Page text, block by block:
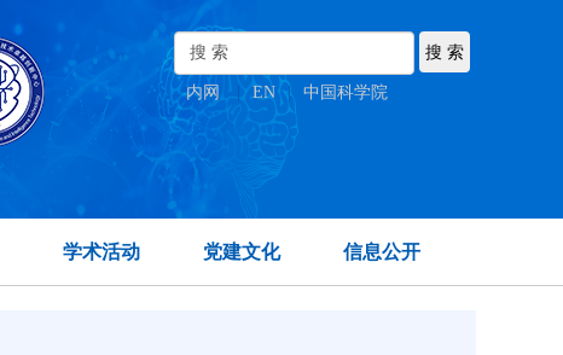
内网 EN | 中国科学院
学术活动 党建文化 信息公开